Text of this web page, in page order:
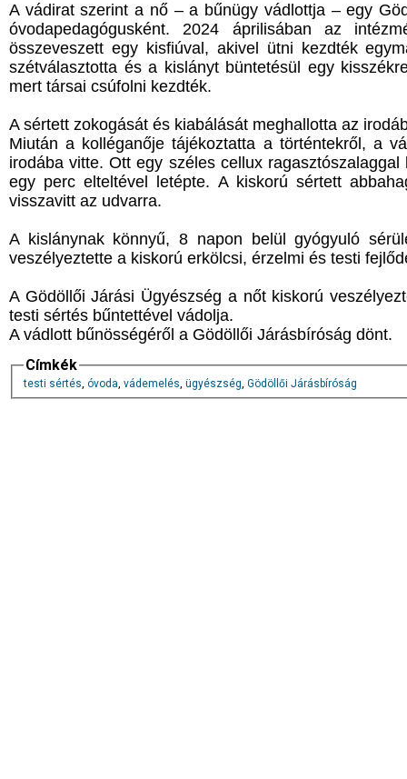
A vádirat szerint a nő – a bűnügy vádlottja – egy
óvodapedagógusként. 2024 áprilisában az
összeveszett egy kisfiúval, akivel ütni kezdték
szétválasztotta és a kislányt büntetésül egy
mert társai csúfolni kezdték.
A sértett zokogását és kiabálását meghallotta az
Miután a kolléganője tájékoztatta a történtekről, a
irodába vitte. Ott egy széles cellux
egy perc elteltével letépte. A kiskorú sértett
visszavitt az udvarra.
A kislánynak könnyű, 8 napon belül gyógyuló
veszélyeztette a kiskorú erkölcsi, érzelmi és testi
A Gödöllői Járási Ügyészség a nőt kiskorú
testi sértés bűntettével vádolja.
A vádlott bűnösségéről a Gödöllői Járásbíróság dönt.
Címkék
testi sértés, óvoda, vádemelés, ügyészség, Gödöllői Járásbíróság